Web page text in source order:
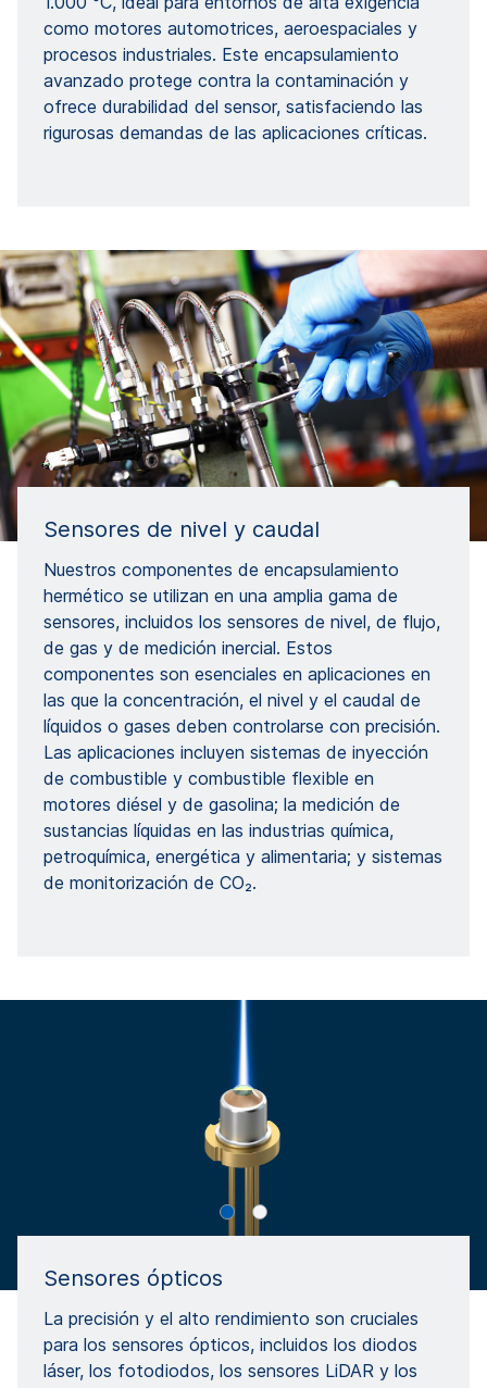
como motores automotrices, aeroespaciales y
procesos industriales. Este encapsulamiento
avanzado protege contra la contaminación y
ofrece durabilidad del sensor, satisfaciendo las
rigurosas demandas de las aplicaciones críticas.
Sensores de nivel y caudal
Nuestros componentes de encapsulamiento
hermético se utilizan en una amplia gama de
sensores, incluidos los sensores de nivel, de flujo,
de gas y de medición inercial. Estos
componentes son esenciales en aplicaciones en
las que la concentración, el nivel y el caudal de
líquidos o gases deben controlarse con precisión.
Las aplicaciones incluyen sistemas de inyección
de combustible y combustible flexible en
motores diésel y de gasolina; la medición de
sustancias líquidas en las industrias química,
petroquímica, energética y alimentaria; y sistemas
de monitorización de CO₂.
Sensores ópticos
La precisión y el alto rendimiento son cruciales
para los sensores ópticos, incluidos los diodos
láser, los fotodiodos, los sensores LiDAR y los